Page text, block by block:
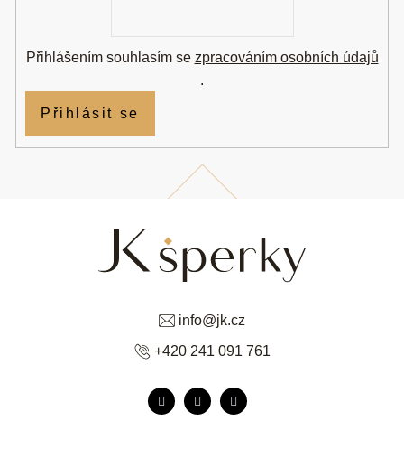
info@jk.cz
+420 241 091 761
Přihlášením souhlasím se zpracováním osobních údajů
.
Přihlásit se